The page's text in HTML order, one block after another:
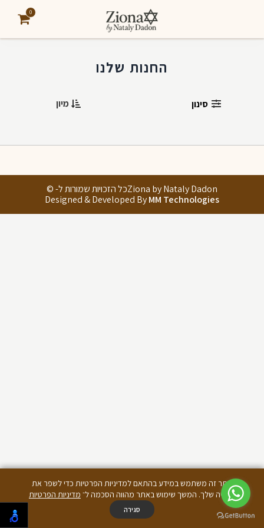
0
אתר זה משתמש במידע בהתאם למדיניות הפרטיות כדי לשפר את
החוויה שלך. המשך שימוש באתר מהווה הסכמה ל־ מדיניות הפרטיות
סגירה
החנות שלנו
סינון מיון
Ziona by Nataly Dadonכל הזכויות שמורות ל- ©
Designed & Developed ByMM Technologies